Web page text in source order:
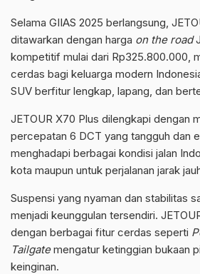
Selama GIIAS 2025 berlangsung,
ditawarkan dengan harga on the road
kompetitif mulai dari Rp325.800.000,
cerdas bagi keluarga modern
SUV berfitur lengkap, lapang, dan
JETOUR X70 Plus dilengkapi dengan
percepatan 6 DCT yang tangguh dan
menghadapi berbagai kondisi jalan
kota maupun untuk perjalanan jarak
Suspensi yang nyaman dan stabilitas
menjadi keunggulan tersendiri.
dengan berbagai fitur cerdas seperti
Tailgatemengatur ketinggian bukaan
keinginan.